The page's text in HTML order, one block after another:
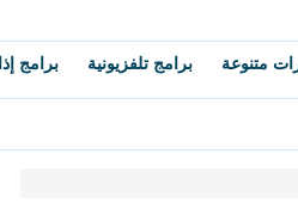
متنوعة برامج تلفزيونية برامج